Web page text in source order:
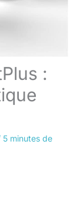
:
5 minutes de